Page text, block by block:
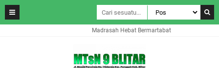
Madrasah Hebat Bermartabat